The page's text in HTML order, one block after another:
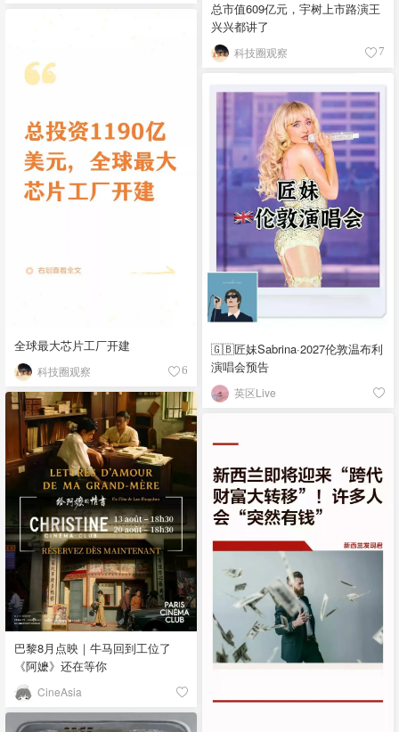
总市值609亿元，宇树上市路演王
兴兴都讲了
科技圈观察 7
全球最大芯片工厂开建
科技圈观察 6
🇬🇧匠妹Sabrina·2027伦敦温布利
演唱会预告
英区Live
巴黎8月点映｜牛马回到工位了
《阿嬷》还在等你
CineAsia